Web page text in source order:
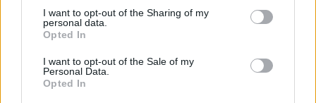
I want to opt-out of the Sharing of my
personal data.
Opted In
I want to opt-out of the Sale of my
Personal Data.
Opted In
vietas. Neskaidrības var noskaidrot, piezvanot uz
Sadales tīkla uzziņu tālruni 8403.
Mazēkas līdz 25 kvadrātmetriem